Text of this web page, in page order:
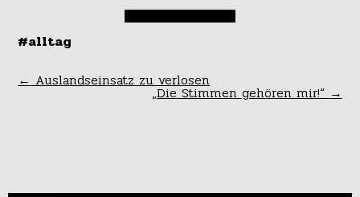
#alltag
←Auslandseinsatz zu verlosen
„Die Stimmen gehören mir!“→